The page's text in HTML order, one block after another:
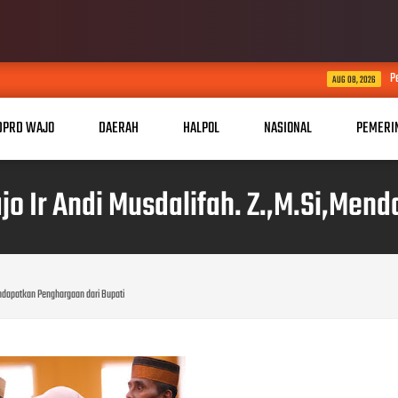
Pengacara Senior
WAJO DAERAH HALPOL NASIONAL
Ir Andi Musdalifah.
Penghargaan dari Bupati